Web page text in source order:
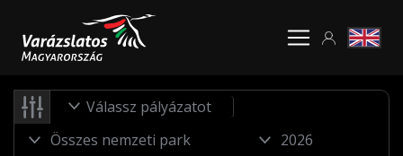
Válassz pályázatot